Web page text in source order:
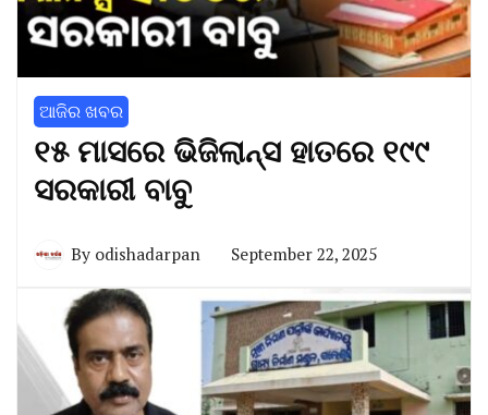
ଆଜିର ଖବର
୧୫ ମାସରେ ଭିଜିଲାନ୍ସ ହାତରେ ୧୯୯
ସରକାରୀ ବାବୁ
By odishadarpan September 22, 2025